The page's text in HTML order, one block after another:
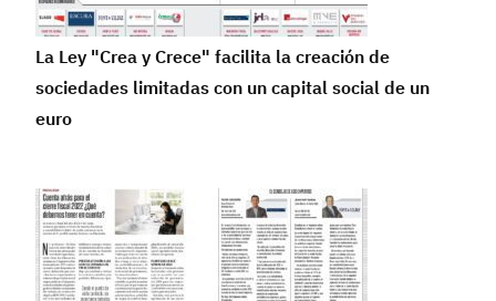
La Ley "Crea y Crece" facilita la creación de
sociedades limitadas con un capital social de un
euro